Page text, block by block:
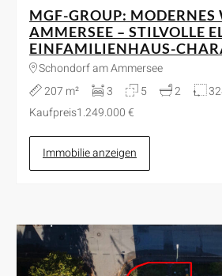
MGF-GROUP:
AMMERSEE – STILVOLLE
EINFAMILIENHAUS-
Schondorf am Ammersee
207 m²
3 5 2
Kaufpreis1.249.000 €
Immobilie anzeigen